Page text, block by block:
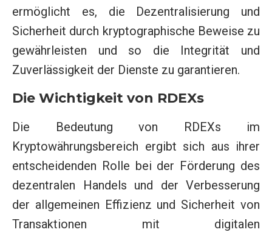
ermöglicht es, die Dezentralisierung und
Sicherheit durch kryptographische Beweise zu
gewährleisten und so die Integrität und
Zuverlässigkeit der Dienste zu garantieren.
Die Wichtigkeit von RDEXs
Die Bedeutung von RDEXs im
Kryptowährungsbereich ergibt sich aus ihrer
entscheidenden Rolle bei der Förderung des
dezentralen Handels und der Verbesserung
der allgemeinen Effizienz und Sicherheit von
Transaktionen mit digitalen